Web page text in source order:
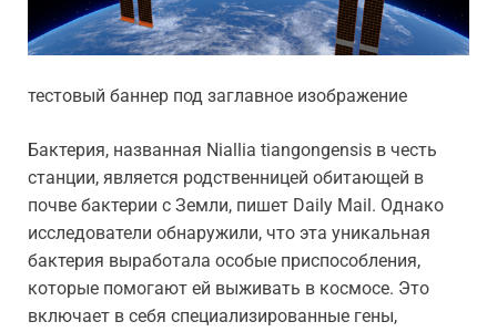
тестовый баннер под заглавное изображение
Бактерия, названная Niallia tiangongensis в честь
станции, является родственницей обитающей в
почве бактерии с Земли, пишет Daily Mail. Однако
исследователи обнаружили, что эта уникальная
бактерия выработала особые приспособления,
которые помогают ей выживать в космосе. Это
включает в себя специализированные гены,